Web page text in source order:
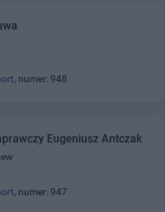
, numer: 948
Eugeniusz Antczak
, numer: 947